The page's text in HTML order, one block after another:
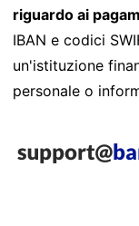
riguardo ai
IBAN e codici
un'istituzione
personale o